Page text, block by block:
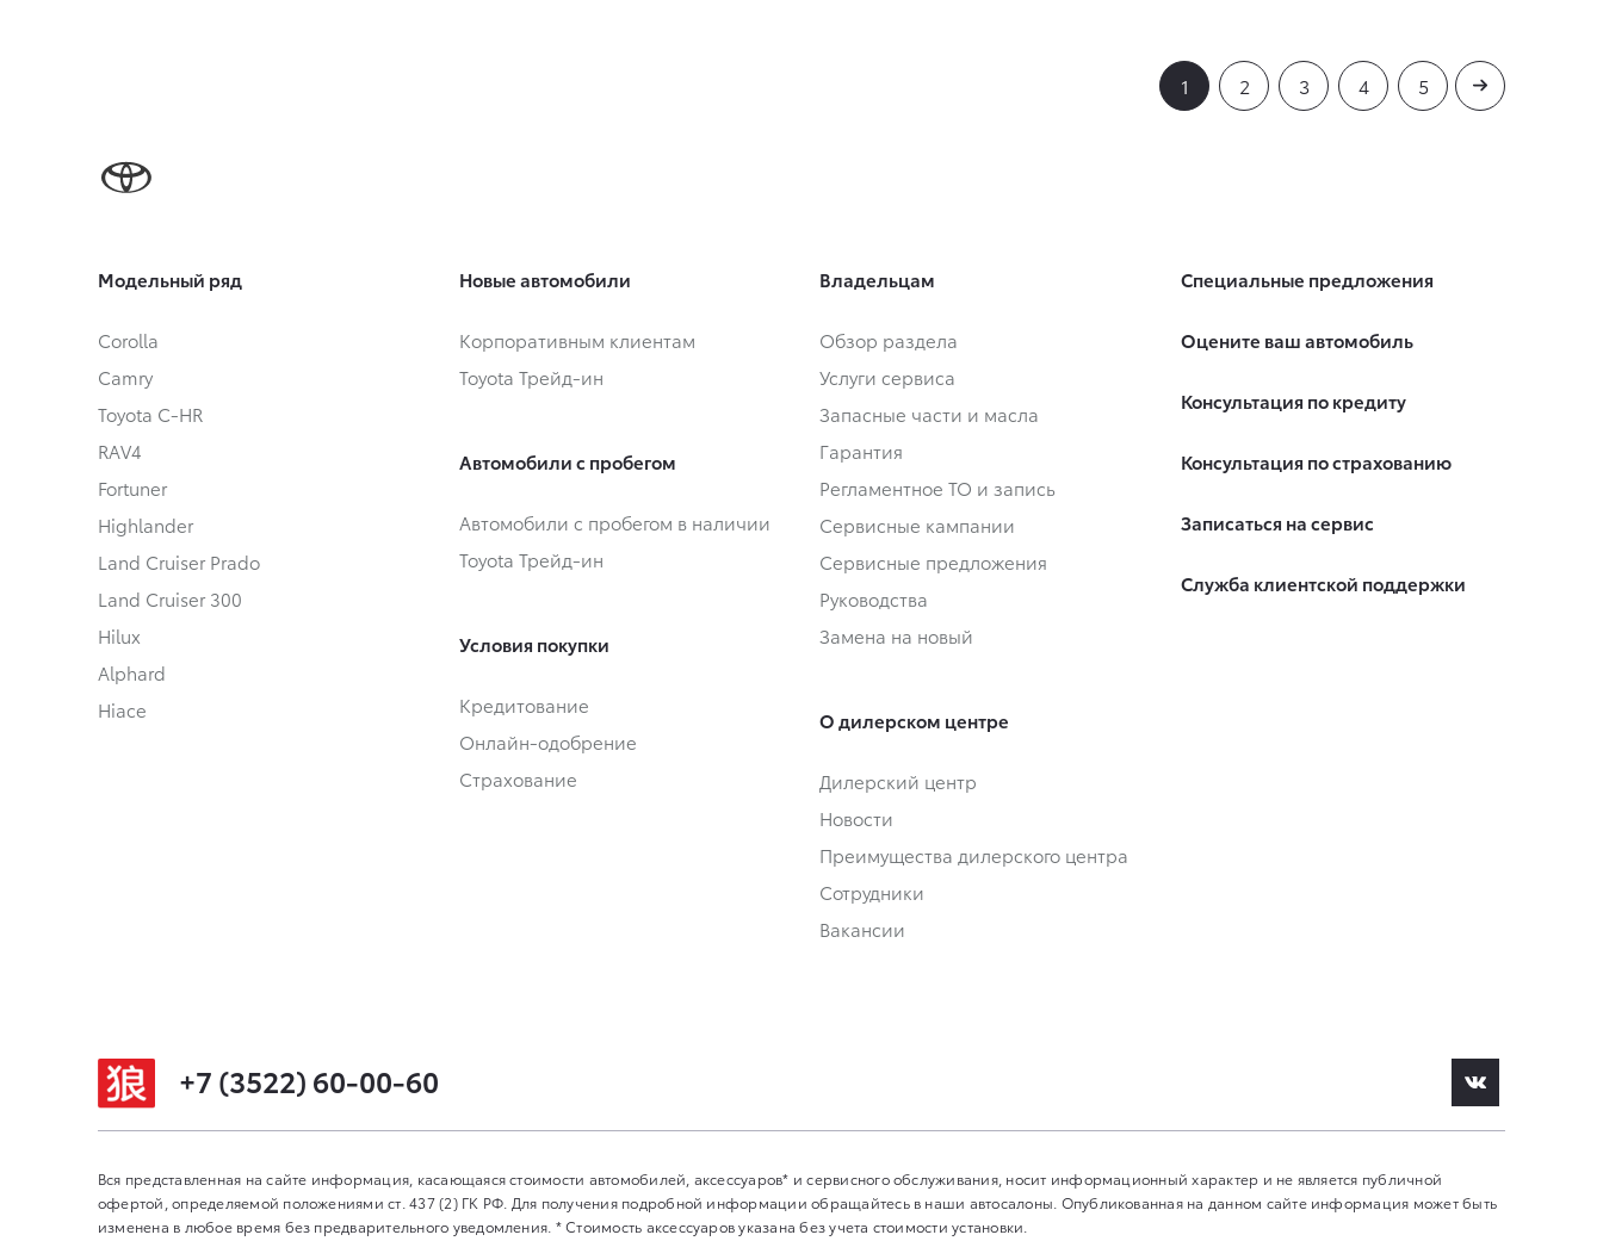
1 2 3 4 5
Модельный ряд
Corolla
Camry
Toyota C-HR
RAV4
Fortuner
Highlander
Land Cruiser Prado
Land Cruiser 300
Hilux
Alphard
Hiace
Новые автомобили
Корпоративным клиентам
Toyota Трейд-ин
Автомобили с пробегом
Автомобили с пробегом в наличии
Toyota Трейд-ин
Условия покупки
Кредитование
Онлайн-одобрение
Страхование
Владельцам
Обзор раздела
Услуги сервиса
Запасные части и масла
Гарантия
Регламентное ТО и запись
Сервисные кампании
Сервисные предложения
Руководства
Замена на новый
О дилерском центре
Дилерский центр
Новости
Преимущества дилерского центра
Сотрудники
Вакансии
Специальные предложения
Оцените ваш автомобиль
Консультация по кредиту
Консультация по страхованию
Записаться на сервис
Служба клиентской поддержки
+7 (3522) 60-00-60
Вся представленная на сайте информация, касающаяся стоимости автомобилей, аксессуаров* и сервисного обслуживания, носит информационный характер и не является публичной
офертой, определяемой положениями ст. 437 (2) ГК РФ. Для получения подробной информации обращайтесь в наши автосалоны. Опубликованная на данном сайте информация может быть
изменена в любое время без предварительного уведомления. * Стоимость аксессуаров указана без учета стоимости установки.